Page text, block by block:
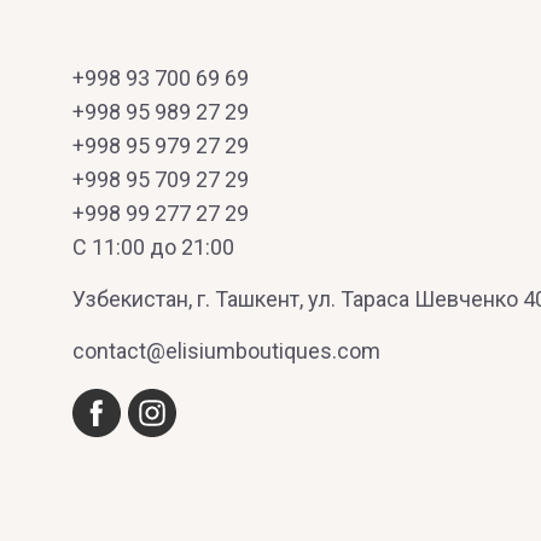
+998 93 700 69 69
+998 95 989 27 29
+998 95 979 27 29
+998 95 709 27 29
+998 99 277 27 29
C 11:00 до 21:00
Узбекистан, г. Ташкент, ул. Тараса Шевченко
contact@elisiumboutiques.com